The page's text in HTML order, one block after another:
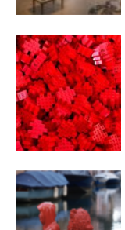
Adresse email*
Nom
Prénom
Statut /
J'accepte les
Adresse email*
Nom